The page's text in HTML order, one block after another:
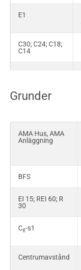
E1
C30; C24; C18;
C14
NTR Gran
MDF-board
P-märkning
PEG
K20/70;
K15/50
Grunder
AMA Hus, AMA
Anläggning
BFS
EI 15; REI 60; R
30
Cfl-s1
Centrumavstånd